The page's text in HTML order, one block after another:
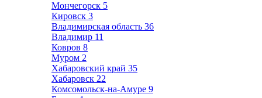
Мончегорск 5
Кировск 3
Владимирская область 36
Владимир 11
Ковров 8
Муром 2
Хабаровский край 35
Хабаровск 22
Комсомольск-на-Амуре 9